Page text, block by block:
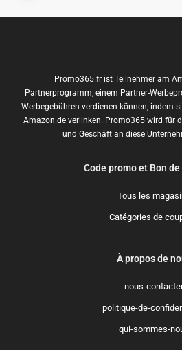
Promo365.fr ist Teilnehmer am
Partnerprogramm, einem Partner-
Werbegebühren verdienen können, indem
Amazon.de verlinken. Promo365 wird für
und Geschäft an diese
Code promo et Bon
Tous les
Catégories de
À propos de
nous-
politique-de-
qui-sommes-